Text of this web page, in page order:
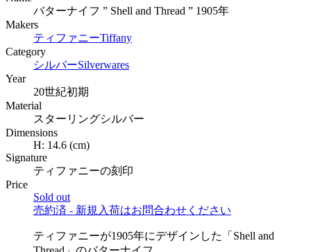
バターナイフ ” Shell and Thread ” 1905年
Makers
ティファニーTiffany
Category
シルバーSilverwares
Year
20世紀初期
Material
スターリングシルバー
Dimensions
H: 14.6 (cm)
Signature
ティファニーの刻印
Price
Sold out
売約済 - 新規入荷はお問合わせください
ティファニーが1905年にデザインした「Shell and